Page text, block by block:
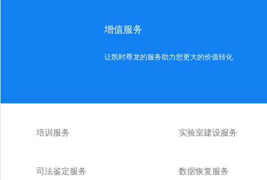
增值服务
让凯时尊龙的服务助力您更大的价值转化
培训服务 实验室建设服务
司法鉴定服务 数据恢复服务